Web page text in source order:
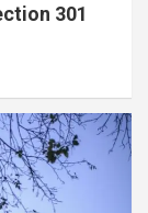
301